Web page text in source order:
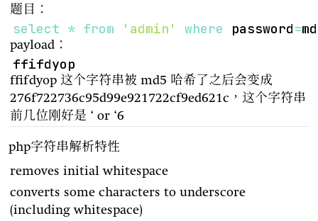
题目：
select * from 'admin' where password=
payload：
ffifdyop 这个字符串被 md5 哈希了之后会变成
276f722736c95d99e921722cf9ed621c，这个字符串
前几位刚好是 ‘ or ‘6
php字符串解析特性
removes initial whitespace
converts some characters to underscore
(including whitespace)